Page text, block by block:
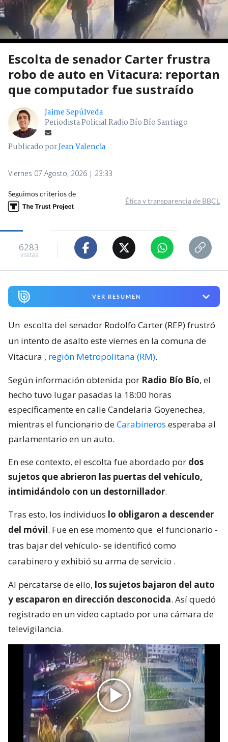
Escolta de senador Carter frustra
robo de auto en Vitacura: reportan
Periodista Policial Radio Bío Bío Santiago
Viernes 07 Agosto, 2026 | 23:33
visitas
Unescolta del senador Rodolfo Carter (REP) frustró
un intento de asalto este viernes en la comuna de
Vitacura ,región Metropolitana (RM).
hecho tuvo lugar pasadas la 18:00 horas
específicamente en calle Candelaria Goyenechea,
mientras el funcionario deCarabinerosesperaba al
parlamentario en un auto.
En ese contexto, el escolta fue abordado pordos
sujetos que abrieron las puertas del vehículo,
intimidándolo con un destornillador.
Tras esto, los individuoslo obligaron a descender
del móvil. Fue en ese momento que el funcionario -
tras bajar del vehículo- se identificó como
carabinero y exhibió su arma de servicio
Al percatarse de ello,los sujetos bajaron del auto
y escaparon en dirección desconocida. Así quedó
registrado en un video captado por una cámara de
televigilancia.